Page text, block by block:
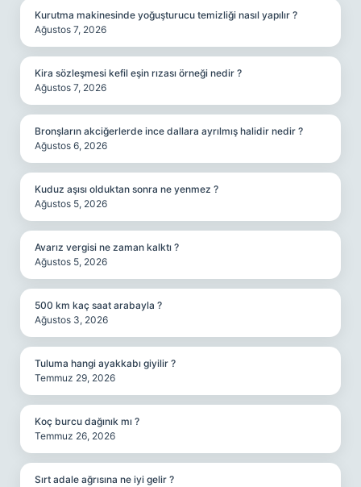
Kurutma makinesinde yoğuşturucu temizliği nasıl yapılır ?
Ağustos 7, 2026
Kira sözleşmesi kefil eşin rızası örneği nedir ?
Ağustos 7, 2026
Bronşların akciğerlerde ince dallara ayrılmış halidir nedir ?
Ağustos 6, 2026
Kuduz aşısı olduktan sonra ne yenmez ?
Ağustos 5, 2026
Avarız vergisi ne zaman kalktı ?
Ağustos 5, 2026
500 km kaç saat arabayla ?
Ağustos 3, 2026
Tuluma hangi ayakkabı giyilir ?
Temmuz 29, 2026
Koç burcu dağınık mı ?
Temmuz 26, 2026
Sırt adale ağrısına ne iyi gelir ?